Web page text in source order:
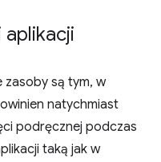
zasoby są tym, w
natychmiast
podręcznej podczas
taką jak w